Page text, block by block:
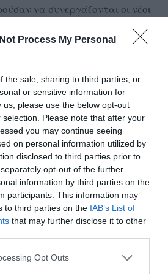
Process My Personal
the sale, sharing to third parties, or
or sensitive information for
please use the below opt-out
Please note that after your
you may continue seeing
on personal information utilized by
disclosed to third parties prior to
opt-out of the further
information by third parties on the
participants. This information may
to third parties on the IAB’s List of
that may further disclose it to other
Opt Outs
να συνεργάζονται οι νέοι
και των δύο γενεών.
για τους υποψήφιους των
Τετάρτη 3 Ιουνίου 2026, με τις
Ελληνικά (Ομάδα
Σπουδών), τα
Σπουδών και Σπουδών
και τη Βιολογία (Ο.Π.
2025, θα «μπουν» στο στίβο
των Νέων Ελληνικών (Γενικής